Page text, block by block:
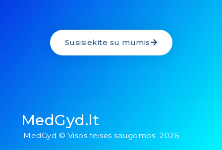
Susisiekite su mumis
MedGyd.lt
MedGyd © Visos teisės saugomos 2026